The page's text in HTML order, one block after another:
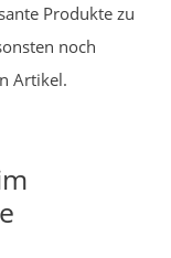
Produkte zu
noch
Artikel.